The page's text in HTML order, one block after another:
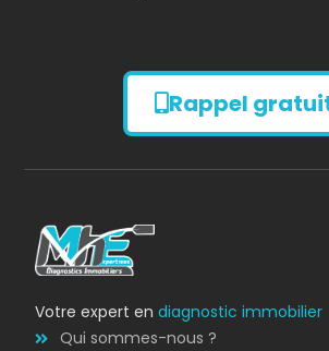
Diagnostic
AMIANTE
Rappel
Votre expert endiagnostic immobilier
Qui sommes-nous ?